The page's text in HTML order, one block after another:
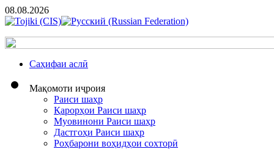
08.08.2026
Cаҳифаи аслӣ
Мақомоти иҷроия
Раиси шаҳр
Қарорҳои Раиси шаҳр
Муовинони Раиси шаҳр
Дастгоҳи Раиси шаҳр
Роҳбарони воҳидҳои сохторӣ